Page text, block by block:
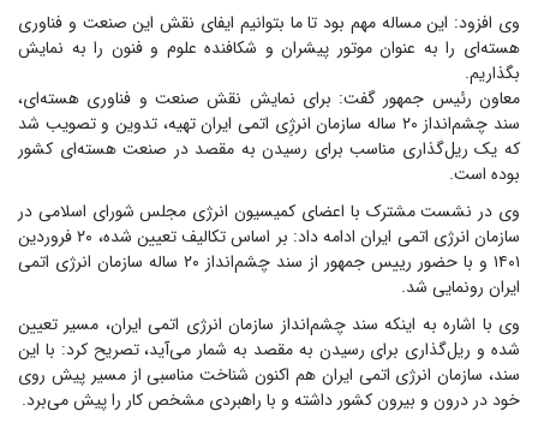
وی افزود: این مساله مهم بود تا ما بتوانیم ایفای نقش این صنعت و فناوری
هسته‌ای را به عنوان موتور پیشران و شکافنده علوم و فنون را به نمایش
بگذاریم.
معاون رئیس جمهور گفت: برای نمایش نقش صنعت و فناوری هسته‌ای،
سند چشم‌انداز ۲۰ ساله سازمان انرژِی اتمی ایران تهیه، تدوین و تصویب شد
که یک ریل‌گذاری مناسب برای رسیدن به مقصد در صنعت هسته‌ای کشور
بوده است.
وی در نشست مشترک با اعضای کمیسیون انرژی مجلس شورای اسلامی در
سازمان انرژی اتمی ایران ادامه داد: بر اساس تکالیف تعیین شده، ۲۰ فروردین
۱۴۰۱ و با حضور رییس جمهور از سند چشم‌انداز ۲۰ ساله سازمان انرژی اتمی
ایران رونمایی شد.
وی با اشاره به اینکه سند چشم‌انداز سازمان انرژی اتمی ایران، مسیر تعیین
شده و ریل‌گذاری برای رسیدن به مقصد به شمار می‌آید، تصریح کرد: با این
سند، سازمان انرژی اتمی ایران هم اکنون شناخت مناسبی از مسیر پیش روی
خود در درون و بیرون کشور داشته و با راهبردی مشخص کار را پیش می‌برد.